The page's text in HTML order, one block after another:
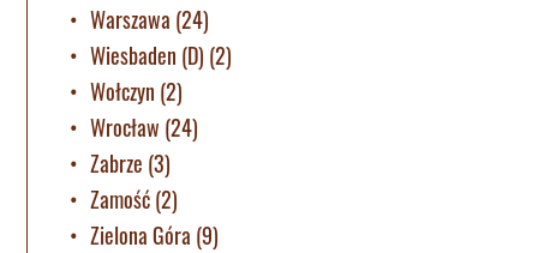
Warszawa (24)
Wiesbaden (D) (2)
Wołczyn (2)
Wrocław (24)
Zabrze (3)
Zamość(2)
Zielona Góra (9)